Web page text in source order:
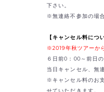
下さい。
※無連絡不参加の場
【キャンセル料につ
※2019年秋ツアーか
６日前0：00～前日
当日キャンセル、無
※キャンセル料のお
せていただきます。